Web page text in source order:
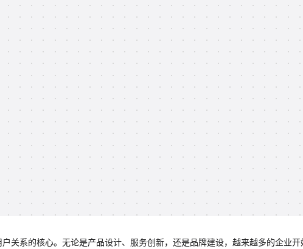
关系的核心。无论是产品设计、服务创新，还是品牌建设，越来越多的企业开